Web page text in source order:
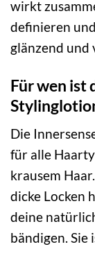
wirkt
definieren
glänzend und
Für wen ist
Die
für alle
krausem
dicke Locken
deine
bändigen.